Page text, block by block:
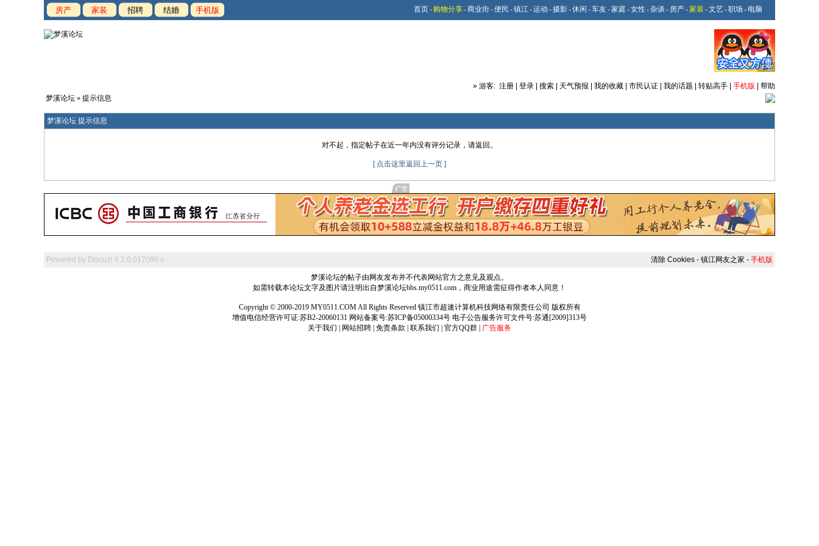
房产 家装 招聘 结婚 手机版 首页- 购物分享-商业街-便民 -镇江-运动 -摄影-休闲 -车友-家庭 -女性 -杂谈 - 房产-家装 -文艺-职场 - 电脑
» 游客: 注册 登录 搜索 天气预报 我的收藏 市民认证 我的话题 转贴高手 手机版
帮助
梦溪论坛 » 提示信息
梦溪论坛 提示信息
对不起，指定帖子在近一年内没有评分记录，请返回。
[ 点击这里返回上一页 ]
Powered by Discuz! X 2 0.017080 s 清除 Cookies - 镇江网友之家 - 手机版
梦溪论坛的帖子由网友发布并不代表网站官方之意见及观点。
如需转载本论坛文字及图片请注明出自梦溪论坛bbs.my0511.com，商业用途需征得作者本人同意！
Copyright © 2000-2019 MY0511.COM All Rights Reserved 镇江市超速计算机科技网络有限责任公司 版权所有
增值电信经营许可证:苏B2-20060131 网站备案号:苏ICP备05000334号 电子公告服务许可文件号:苏通[2009]313号
关于我们
网站招聘 免责条款 联系我们 官方QQ群 广告服务